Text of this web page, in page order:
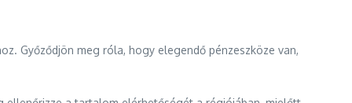
Győződjön meg róla, hogy elegendő pénzeszköze van,